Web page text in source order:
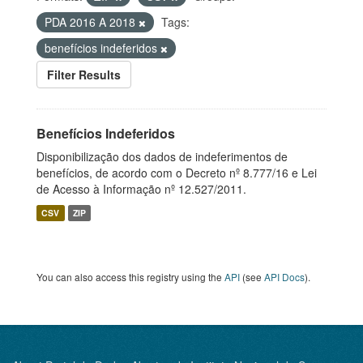
PDA 2016 A 2018
Tags:
benefícios indeferidos
Filter Results
Benefícios Indeferidos
Disponibilização dos dados de indeferimentos de
benefícios, de acordo com o Decreto nº 8.777/16 e Lei
de Acesso à Informação nº 12.527/2011.
CSV ZIP
You can also access this registry using the API (see API Docs).